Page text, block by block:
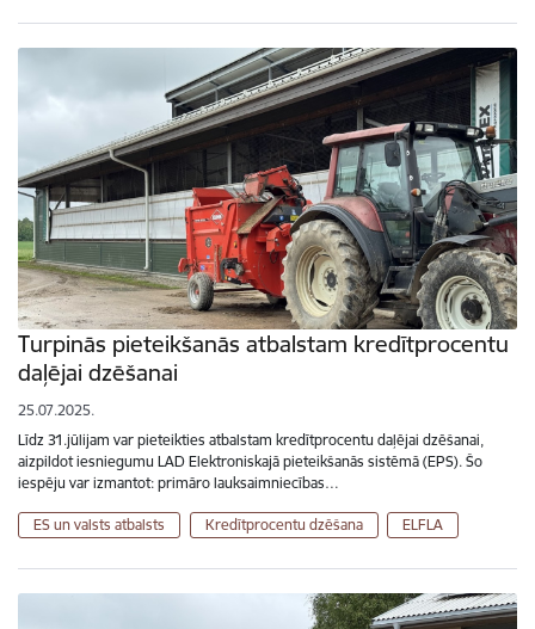
Turpinās pieteikšanās atbalstam kredītprocentu
daļējai dzēšanai
25.07.2025.
Līdz 31.jūlijam var pieteikties atbalstam kredītprocentu daļējai dzēšanai,
aizpildot iesniegumu LAD Elektroniskajā pieteikšanās sistēmā (EPS). Šo
iespēju var izmantot: primāro lauksaimniecības…
ES un valsts atbalsts Kredītprocentu dzēšana ELFLA